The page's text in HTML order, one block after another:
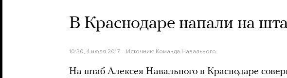
В Краснодаре напали на
10:30, 4 июля 2017 Источник: Команда Навального
На штаб Алексея Навального в Краснодаре